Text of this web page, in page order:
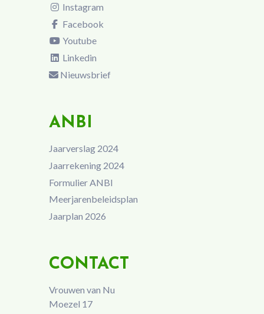
Instagram
Facebook
Youtube
Linkedin
Nieuwsbrief
ANBI
Jaarverslag 2024
Jaarrekening 2024
Formulier ANBI
Meerjarenbeleidsplan
Jaarplan 2026
CONTACT
Vrouwen van Nu
Moezel 17